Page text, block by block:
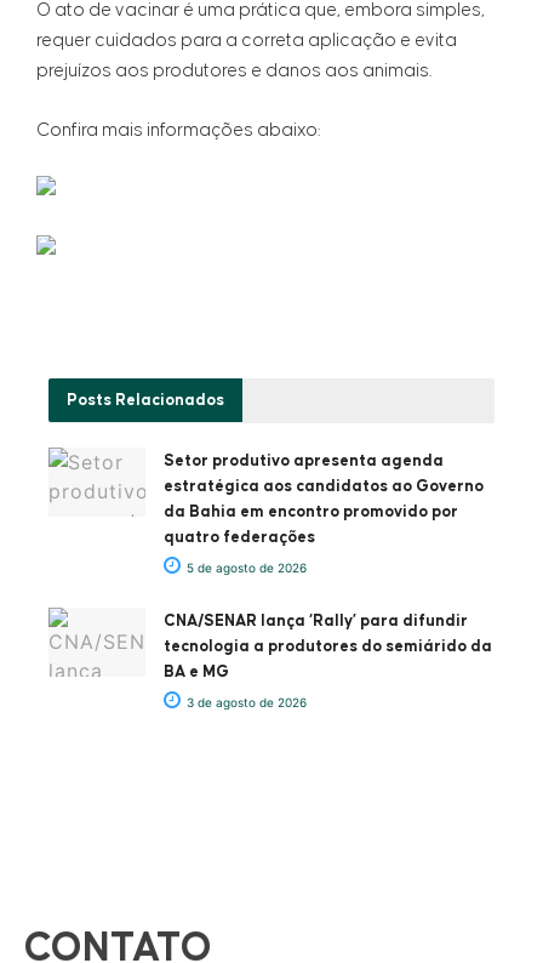
O ato de vacinar é uma prática que, embora simples,
requer cuidados para a correta aplicação e evita
prejuízos aos produtores e danos aos animais.
Confira mais informações abaixo:
Posts Relacionados
Setor produtivo apresenta agenda
estratégica aos candidatos ao Governo
da Bahia em encontro promovido por
quatro federações
5 de agosto de 2026
CNA/SENAR lança ‘Rally’ para difundir
tecnologia a produtores do semiárido da
BA e MG
3 de agosto de 2026
CONTATO